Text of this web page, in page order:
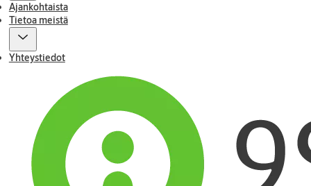
Ajankohtaista
Tietoa meistä
Yhteystiedot